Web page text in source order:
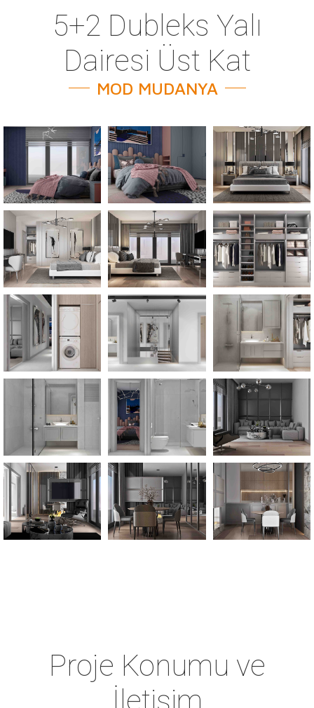
5+2 Dubleks Yalı
Dairesi Üst Kat
MOD MUDANYA
Proje Konumu ve
İletişim